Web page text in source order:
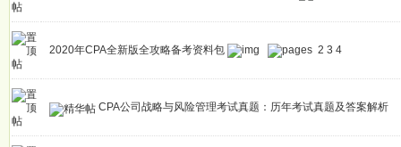
2020年CPA全新版全攻略备考资料包 2 3 4
CPA公司战略与风险管理考试真题：历年考试真题及答案解析